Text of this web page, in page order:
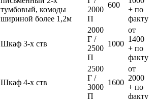
тумбовый, комоды
шириной более 1,2м
2000
П
600
+ по
факту
Шкаф 3-х ств
2000
Г /
2500
П
1000
от
1400
+ по
факту
Шкаф 4-х ств
2500
Г /
3000
П
1600
от
2000
+ по
факту